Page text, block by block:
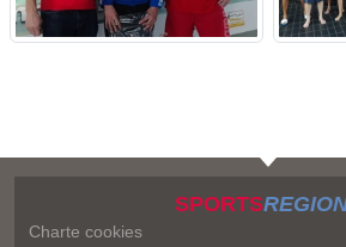
SPORTS
Charte cookies